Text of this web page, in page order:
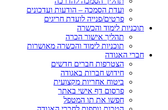
ועדת הסמכה – הודעות ועדכונים
פרטים/פנייה לועדת חריגים
תוכניות לימוד והכשרה
תהליך אישור הכרה
תוכניות לימוד והכשרה מאושרות
חברי האגודה
הצטרפות חברים חדשים
חידוש חברות באגודה
ביטוח אחריות מקצועית
פרסום דף אישי באתר
חפשו את תו המטפל